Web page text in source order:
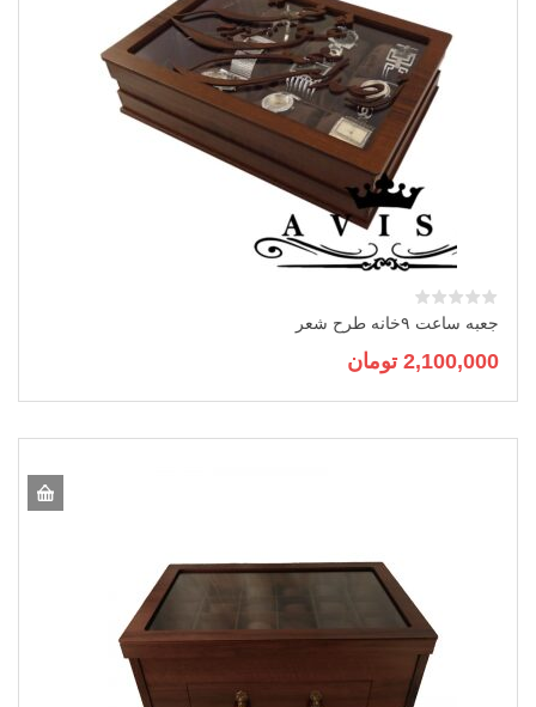
جعبه ساعت ۹خانه طرح شعر
2,100,000 تومان